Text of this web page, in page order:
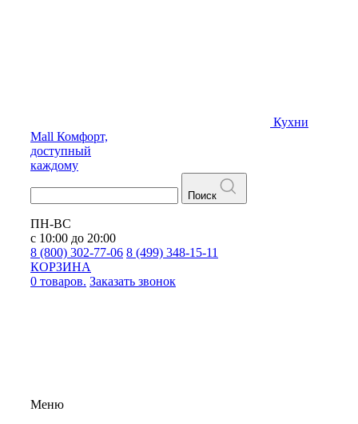
Кухни
Mall Комфорт,
доступный
каждому
Поиск
ПН-ВС
с 10:00 до 20:00
8 (800) 302-77-06 8 (499) 348-15-11
КОРЗИНА
0 товаров. Заказать звонок
Меню